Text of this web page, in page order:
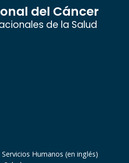
del Cáncer
de la Salud
Humanos (en inglés)